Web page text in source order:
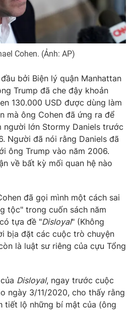
Vươn mình bằng AI
VTV8
VTV
và báo điện tử số 483/GP-BTTTT
Thủy
Thị Mỹ Hạnh, Phạm Quốc Thắng,
024.66 897 897
Cohen. (Ảnh: AP)
bởi Biện lý quận Manhattan
Trump đã che đậy khoản
130.000 USD được dùng làm
mà ông Cohen đã ứng ra để
người lớn Stormy Daniels trước
Người đã nói rằng Daniels đã
ông Trump vào năm 2006.
về bất kỳ mối quan hệ nào
đã gọi mình một cách sai
tộc" trong cuốn sách năm
tựa đề "Disloyal" (Không
bịa đặt các cuộc trò chuyện
là luật sư riêng của cựu Tổng
Disloyal, ngay trước cuộc
ngày 3/11/2020, cho thấy rằng
tiết lộ những bí mật của (ông